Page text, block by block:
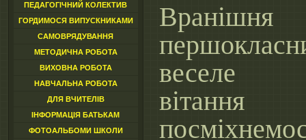
ПЕДАГОГІЧНИЙ КОЛЕКТИВ
ГОРДИМОСЯ ВИПУСКНИКАМИ
САМОВРЯДУВАННЯ
МЕТОДИЧНА РОБОТА
ВИХОВНА РОБОТА
НАВЧАЛЬНА РОБОТА
ДЛЯ ВЧИТЕЛІВ
ІНФОРМАЦІЯ БАТЬКАМ
ФОТОАЛЬБОМИ ШКОЛИ
веселе
вітання